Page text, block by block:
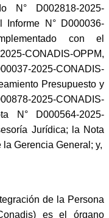
N° D002818-2025-
Informe N° D000036-
con el
CONADIS-OPPM,
2025-CONADIS-
Presupuesto y
2025-CONADIS-
N° D000564-2025-
Jurídica; la Nota
Gerencia General; y,
de la Persona
es el órgano